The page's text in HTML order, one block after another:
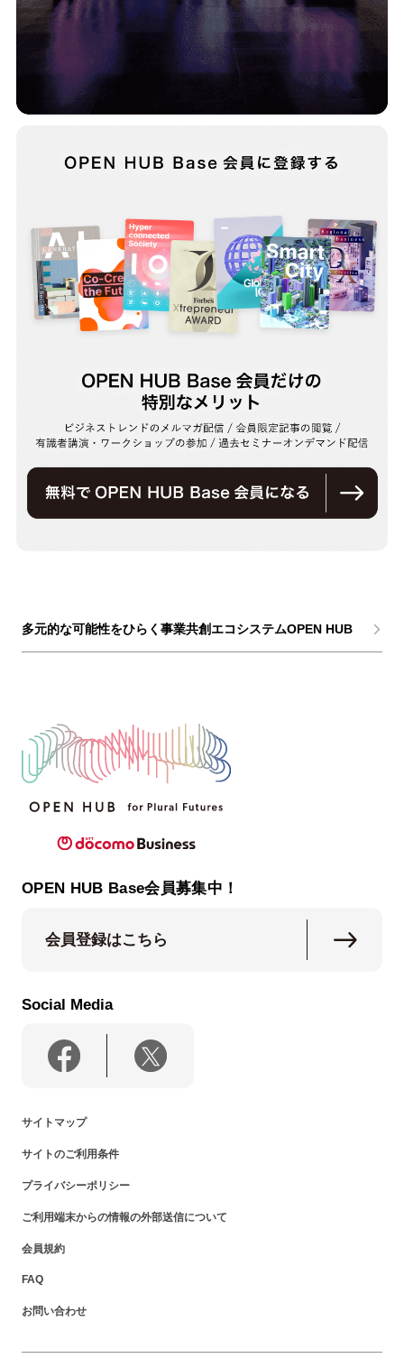
多元的な可能性をひらく事業共創エコシステムOPEN HUB
OPEN HUB Base会員募集中！
会員登録はこちら
Social Media
サイトマップ
サイトのご利用条件
プライバシーポリシー
ご利用端末からの情報の外部送信について
会員規約
FAQ
お問い合わせ